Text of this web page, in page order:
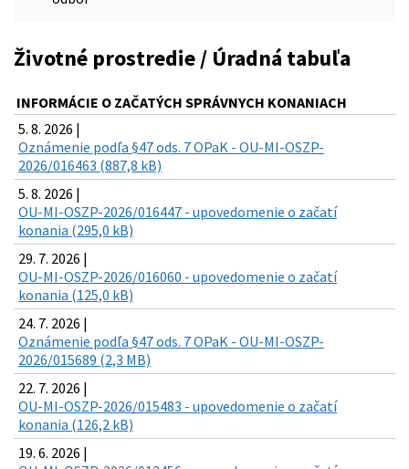
Životné prostredie / Úradná tabuľa
INFORMÁCIE O ZAČATÝCH SPRÁVNYCH KONANIACH
5. 8. 2026 |
Oznámenie podľa §47 ods. 7 OPaK - OU-MI-OSZP-
2026/016463 (887,8 kB)
5. 8. 2026 |
OU-MI-OSZP-2026/016447 - upovedomenie o začatí
konania (295,0 kB)
29. 7. 2026 |
OU-MI-OSZP-2026/016060 - upovedomenie o začatí
konania (125,0 kB)
24. 7. 2026 |
Oznámenie podľa §47 ods. 7 OPaK - OU-MI-OSZP-
2026/015689 (2,3 MB)
22. 7. 2026 |
OU-MI-OSZP-2026/015483 - upovedomenie o začatí
konania (126,2 kB)
19. 6. 2026 |